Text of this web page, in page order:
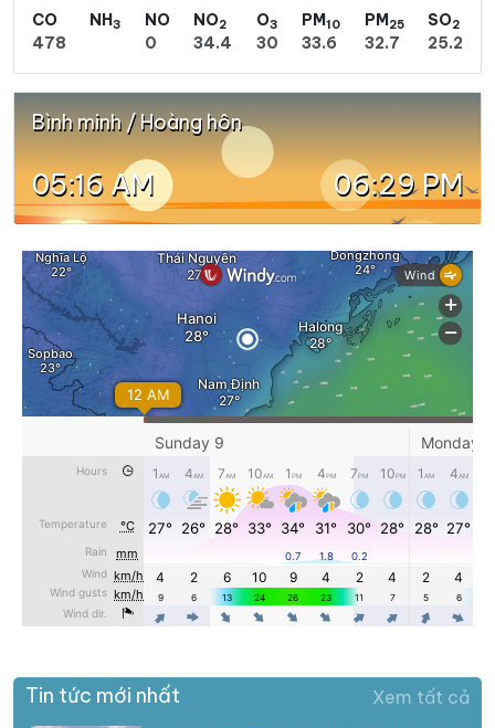
CO
478
NH3
NO
0
NO2
34.4
O3
30
PM10
33.6
PM25
32.7
SO2
25.2
Bình minh / Hoàng hôn
05:16 AM 06:29 PM
Tin tức mới nhất Xem tất cả